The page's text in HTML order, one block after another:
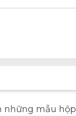
những mẫu hộp